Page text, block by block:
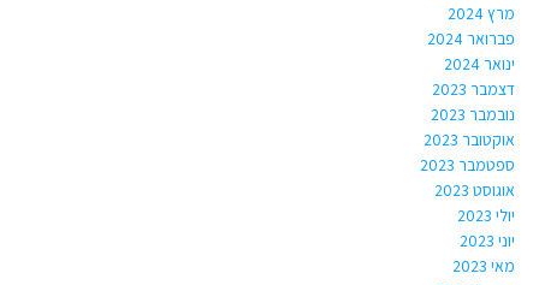
מרץ 2024
פברואר 2024
ינואר 2024
דצמבר 2023
נובמבר 2023
אוקטובר 2023
ספטמבר 2023
אוגוסט 2023
יולי 2023
יוני 2023
מאי 2023